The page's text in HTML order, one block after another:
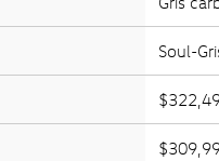
Soul-